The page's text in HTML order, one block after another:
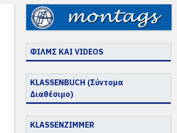
ΦΙΛΜΣ ΚΑΙ VIDEOS
KLASSENBUCH (Σύντομα
Διαθέσιμο)
KLASSENZIMMER